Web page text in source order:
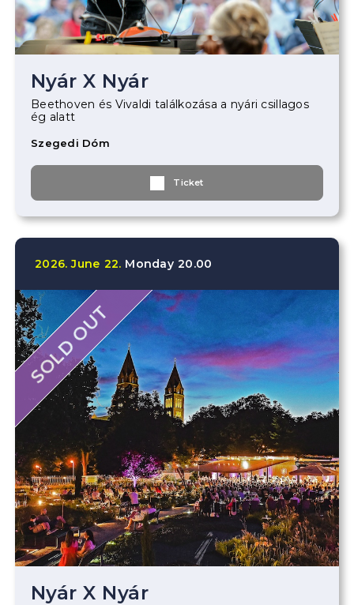
Nyár X Nyár
Beethoven és Vivaldi találkozása a nyári csillagos
ég alatt
Szegedi Dóm
Ticket
2026. June 22. Monday 20.00
SOLD OUT
Nyár X Nyár